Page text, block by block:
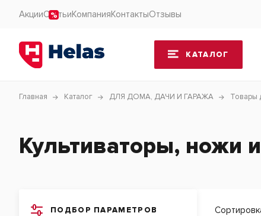
АкцииСтатьиКомпанияКонтактыОтзывы
КАТАЛОГ
Главная Каталог ДЛЯ ДОМА, ДАЧИ И ГАРАЖА Товары
Культиваторы, ножи
ПОДБОР ПАРАМЕТРОВ